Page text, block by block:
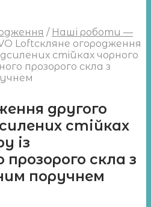
/ Наші роботи —
Loftскляне огородження
стійках чорного
прозорого скла з
другого
стійках
із
скла з
поручнем